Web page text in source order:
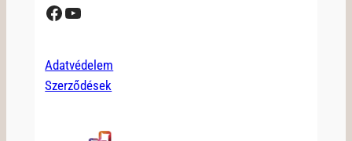
Facebook YouTube
Adatvédelem
Szerződések